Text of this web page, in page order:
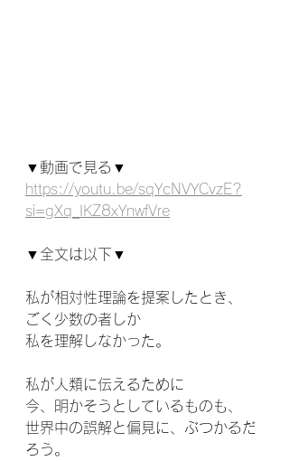
▼動画で見る▼
https://youtu.be/sqYcNVYCvzE?
si=gXq_IKZ8xYnwfVre
▼全文は以下▼
私が相対性理論を提案したとき、
ごく少数の者しか
私を理解しなかった。
私が人類に伝えるために
今、明かそうとしているものも、
世界中の誤解と偏見に、ぶつかるだ
ろう。